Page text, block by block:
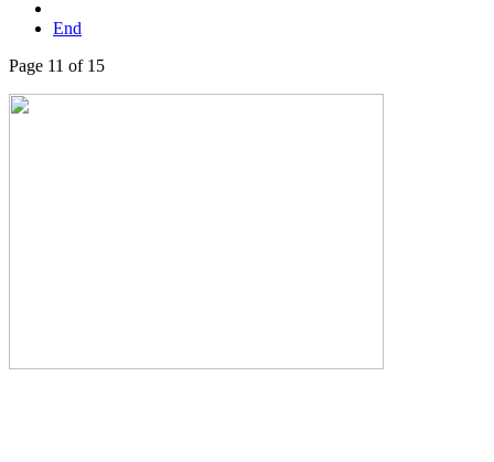
End
Page 11 of 15